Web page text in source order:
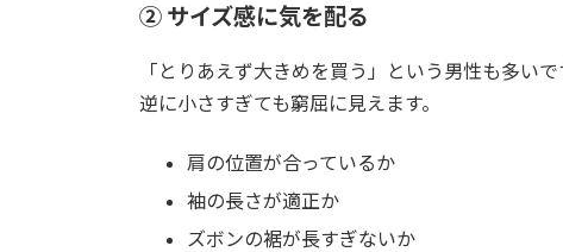
② サイズ感に気を配る
「とりあえず大きめを買う」という男性も多い
逆に小さすぎても窮屈に見えます。
肩の位置が合っているか
袖の長さが適正か
ズボンの裾が長すぎないか